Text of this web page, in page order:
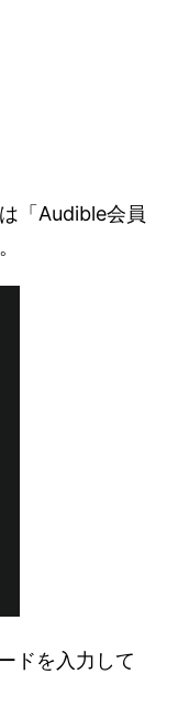
「Audible会員
ドを入力して